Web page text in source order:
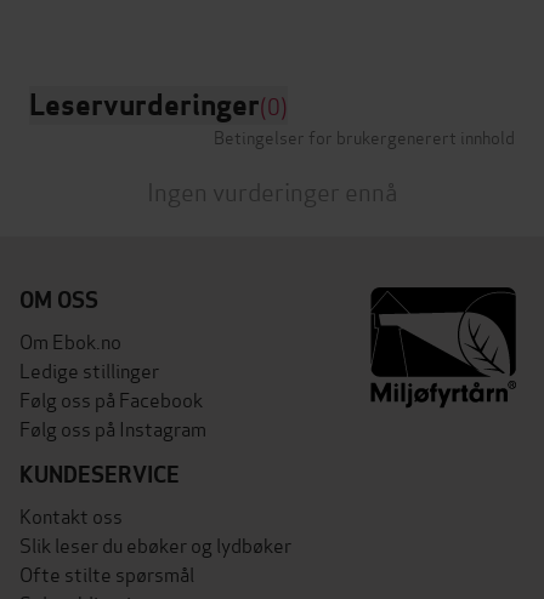
Leservurderinger(0)
Betingelser for brukergenerert innhold
Ingen vurderinger ennå
OM OSS
Om Ebok.no
Ledige stillinger
Følg oss på Facebook
Følg oss på Instagram
KUNDESERVICE
Kontakt oss
Slik leser du ebøker og lydbøker
Ofte stilte spørsmål